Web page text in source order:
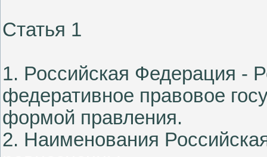
Статья 1
1. Российская Федерация -
федеративное правовое
формой правления.
2. Наименования